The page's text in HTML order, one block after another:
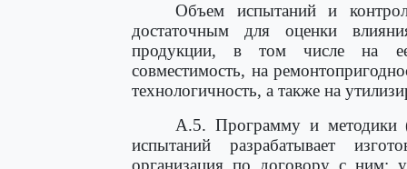
Объем испытаний и
достаточным для оценки
продукции, в том числе на ее
совместимость, на
технологичность, а также на
А.5. Программу и методики
испытаний разрабатывает
организация по договору с ним;